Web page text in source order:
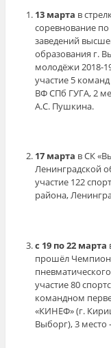
13 марта в
соревнование
заведений
образования г.
молодёжи 2018-
участие 5
ВФ СПб ГУГА, 2
А.С. Пушкина.
17 марта в СК
Ленинградской
участие 122
района,
с 19 по 22 марта
прошёл
участие 80
командном
«КИНЕФ» (г.
Выборг), 3 место